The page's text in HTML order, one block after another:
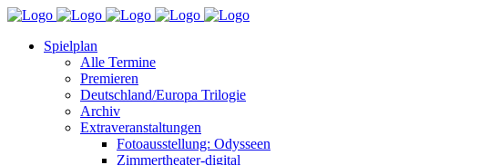
Spielplan
Alle Termine
Premieren
Deutschland/Europa Trilogie
Archiv
Extraveranstaltungen
Fotoausstellung: Odysseen
Zimmertheater-digital